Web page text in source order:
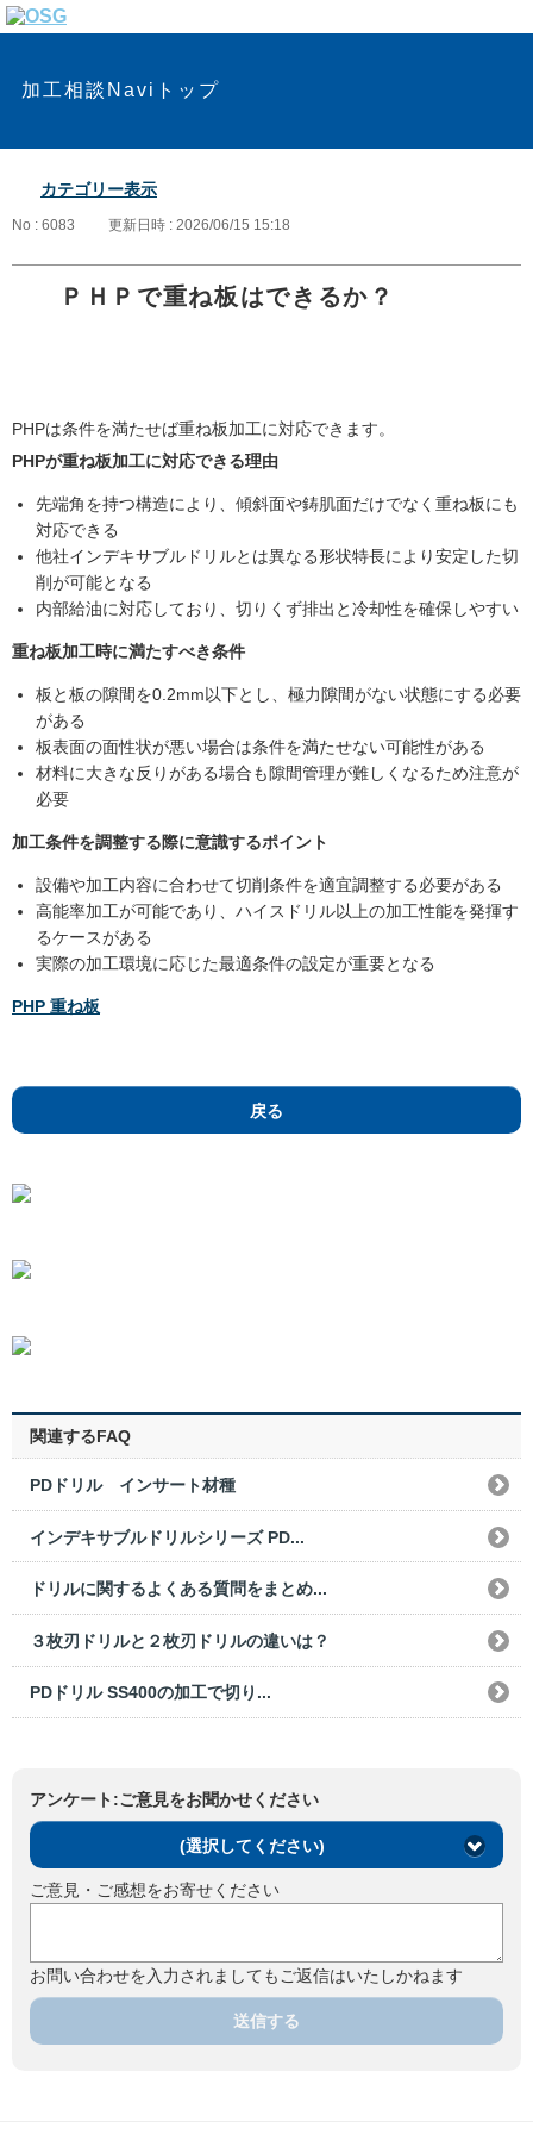
加工相談Naviトップ
カテゴリー表示
No : 6083 更新日時 : 2026/06/15 15:18
ＰＨＰで重ね板はできるか？
PHPは条件を満たせば重ね板加工に対応できます。
PHPが重ね板加工に対応できる理由
先端角を持つ構造により、傾斜面や鋳肌面だけでなく重ね板にも
対応できる
他社インデキサブルドリルとは異なる形状特長により安定した切
削が可能となる
内部給油に対応しており、切りくず排出と冷却性を確保しやすい
重ね板加工時に満たすべき条件
板と板の隙間を0.2mm以下とし、極力隙間がない状態にする必要
がある
板表面の面性状が悪い場合は条件を満たせない可能性がある
材料に大きな反りがある場合も隙間管理が難しくなるため注意が
必要
加工条件を調整する際に意識するポイント
設備や加工内容に合わせて切削条件を適宜調整する必要がある
高能率加工が可能であり、ハイスドリル以上の加工性能を発揮す
るケースがある
実際の加工環境に応じた最適条件の設定が重要となる
PHP 重ね板
戻る
関連するFAQ
PDドリル インサート材種
インデキサブルドリルシリーズ PD...
ドリルに関するよくある質問をまとめ...
３枚刃ドリルと２枚刃ドリルの違いは？
PDドリル SS400の加工で切り...
アンケート:ご意見をお聞かせください
(選択してください)
ご意見・ご感想をお寄せください
お問い合わせを入力されましてもご返信はいたしかねます
送信する